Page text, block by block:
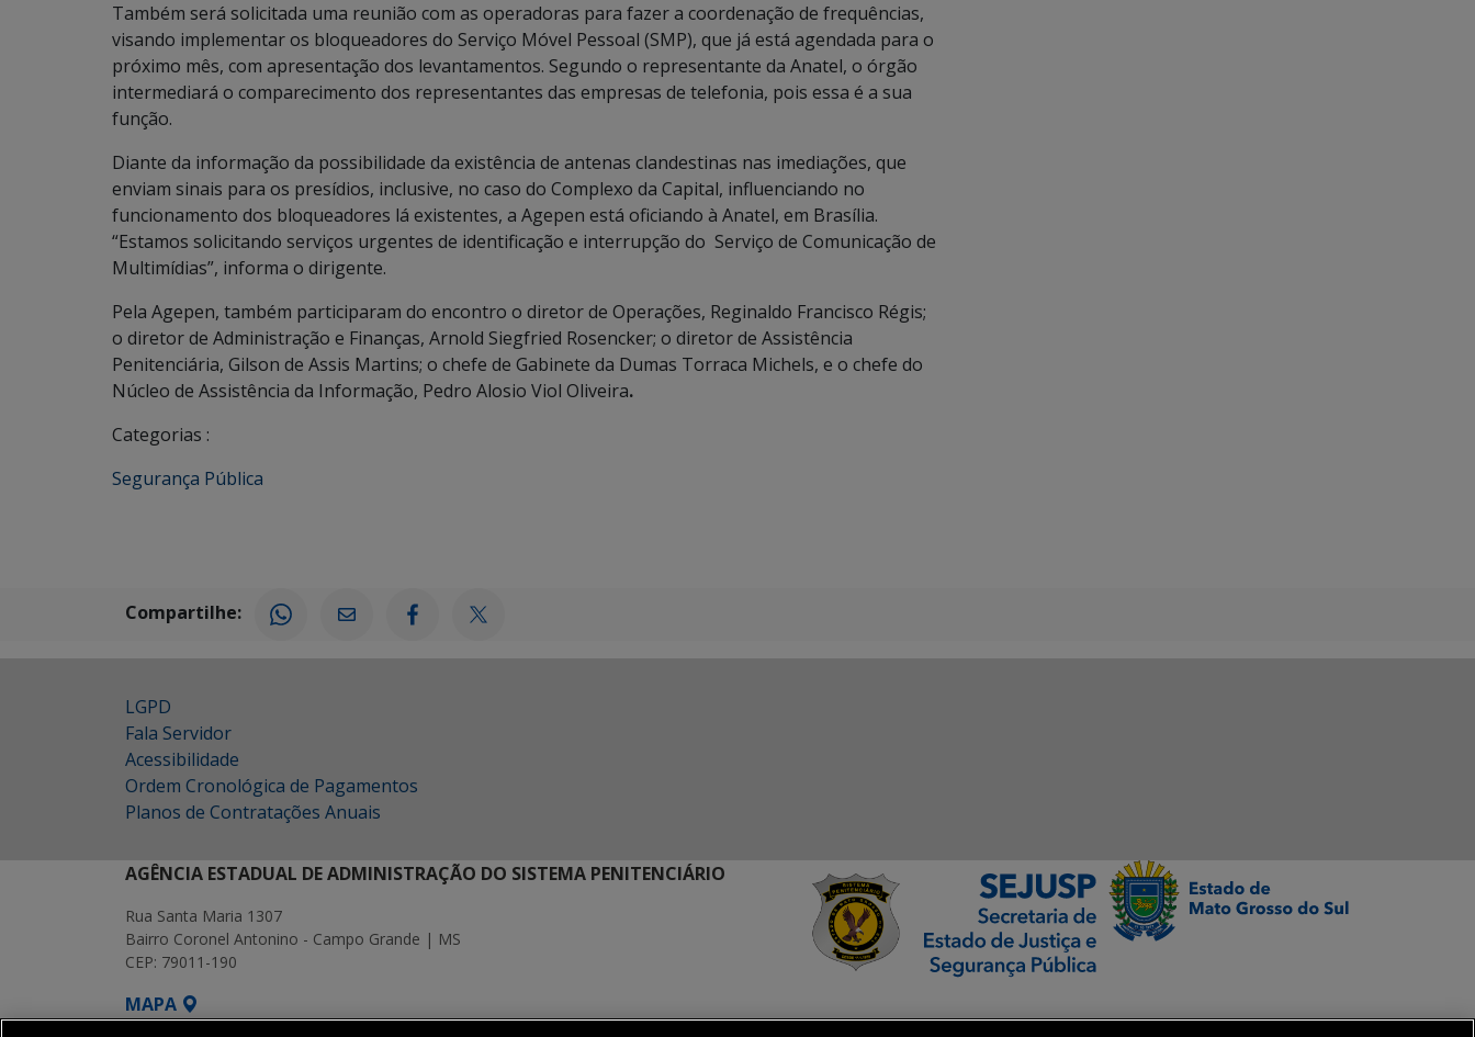
Também será solicitada uma reunião com as operadoras para fazer a coordenação de frequências,
visando implementar os bloqueadores do Serviço Móvel Pessoal (SMP), que já está agendada para o
próximo mês, com apresentação dos levantamentos. Segundo o representante da Anatel, o órgão
intermediará o comparecimento dos representantes das empresas de telefonia, pois essa é a sua
função.
Diante da informação da possibilidade da existência de antenas clandestinas nas imediações, que
enviam sinais para os presídios, inclusive, no caso do Complexo da Capital, influenciando no
funcionamento dos bloqueadores lá existentes, a Agepen está oficiando à Anatel, em Brasília.
“Estamos solicitando serviços urgentes de identificação e interrupção do Serviço de Comunicação de
Multimídias”, informa o dirigente.
Pela Agepen, também participaram do encontro o diretor de Operações, Reginaldo Francisco Régis;
o diretor de Administração e Finanças, Arnold Siegfried Rosencker; o diretor de Assistência
Penitenciária, Gilson de Assis Martins; o chefe de Gabinete da Dumas Torraca Michels, e o chefe do
Núcleo de Assistência da Informação, Pedro Alosio Viol Oliveira.
Categorias :
Segurança Pública
Compartilhe:
LGPD
Fala Servidor
Acessibilidade
Ordem Cronológica de Pagamentos
Planos de Contratações Anuais
AGÊNCIA ESTADUAL DE ADMINISTRAÇÃO DO SISTEMA PENITENCIÁRIO
Rua Santa Maria 1307
Bairro Coronel Antonino - Campo Grande | MS
CEP: 79011-190
MAPA